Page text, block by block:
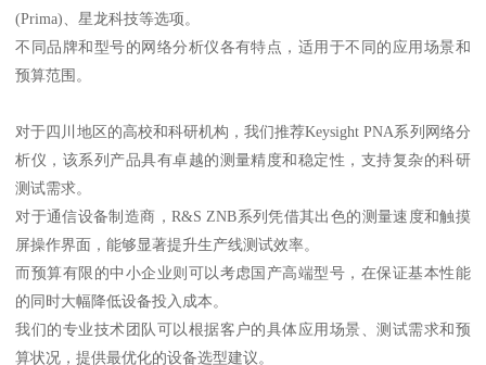
(Prima)、星龙科技等选项。
不同品牌和型号的网络分析仪各有特点，适用于不同的应用场景和
预算范围。
对于四川地区的高校和科研机构，我们推荐Keysight PNA系列网络分
析仪，该系列产品具有卓越的测量精度和稳定性，支持复杂的科研
测试需求。
对于通信设备制造商，R&S ZNB系列凭借其出色的测量速度和触摸
屏操作界面，能够显著提升生产线测试效率。
而预算有限的中小企业则可以考虑国产高端型号，在保证基本性能
的同时大幅降低设备投入成本。
我们的专业技术团队可以根据客户的具体应用场景、测试需求和预
算状况，提供最优化的设备选型建议。